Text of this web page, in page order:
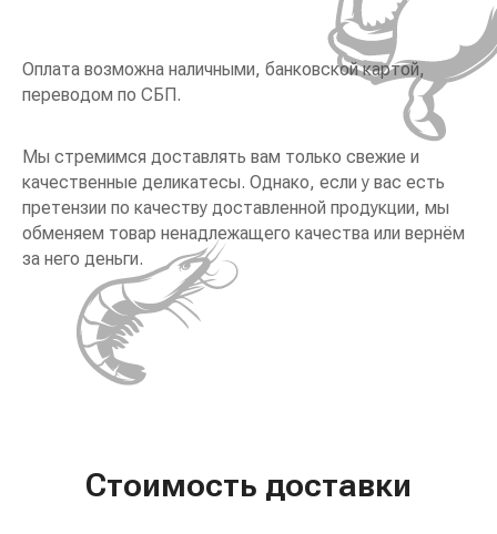
Оплата возможна наличными, банковской картой,
переводом по СБП.
Мы стремимся доставлять вам только свежие и
качественные деликатесы. Однако, если у вас есть
претензии по качеству доставленной продукции, мы
обменяем товар ненадлежащего качества или вернём
за него деньги.
Стоимость доставки